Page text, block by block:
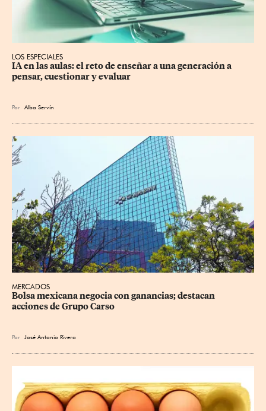
LOS ESPECIALES
IA en las aulas: el reto de enseñar a una generación a
pensar, cuestionar y evaluar
Por Alba Servín
MERCADOS
Bolsa mexicana negocia con ganancias; destacan
acciones de Grupo Carso
Por José Antonio Rivera